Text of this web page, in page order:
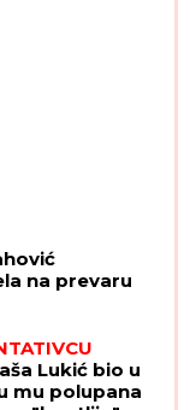
na prevaru
Lukić bio u
mu polupana